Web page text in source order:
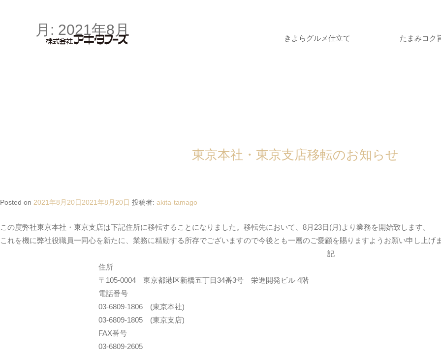
きよらグルメ仕立て たまみコク
月: 2021年8月
東京本社・東京支店移転のお知らせ
Posted on 2021年8月20日 2021年8月20日 投稿者: akita-tamago
この度弊社東京本社・東京支店は下記住所に移転することになりました。移転先において、8月23日(月)より業務を開始致します。
これを機に弊社役職員一同心を新たに、業務に精励する所存でございますので今後とも一層のご愛顧を賜りますようお願い申し上げま
記
住所
〒105-0004 東京都港区新橋五丁目34番3号 栄進開発ビル 4階
電話番号
03-6809-1806 (東京本社)
03-6809-1805 (東京支店)
FAX番号
03-6809-2605